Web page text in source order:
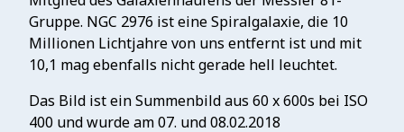
Gruppe. NGC 2976 ist eine Spiralgalaxie, die 10
Millionen Lichtjahre von uns entfernt ist und mit
10,1 mag ebenfalls nicht gerade hell leuchtet.
Das Bild ist ein Summenbild aus 60 x 600s bei ISO
400 und wurde am 07. und 08.02.2018